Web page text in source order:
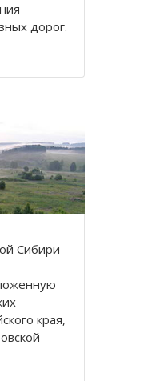
дорог.
Сибири
края,